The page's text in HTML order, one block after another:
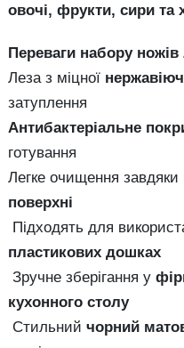
овочі, фрукти, сири та
Переваги набору
Леза з міцної
затуплення
Антибактеріальне
готування
Легке очищення завдяки
поверхні
Підходять для
пластикових дошках
Зручне зберігання у
кухонного столу
Стильний чорний